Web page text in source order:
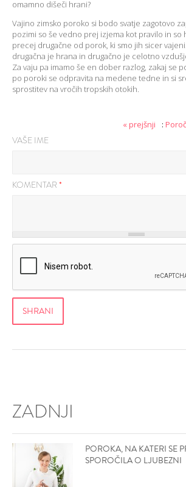
omamno dišeči hrani?
Vajino zimsko poroko si bodo svatje zagotovo
pozimi so še vedno prej izjema kot pravilo in so
precej drugačne od porok, ki smo jih sicer
drugačna je hrana in drugačno je celotno
Za vaju pa imamo še en dober razlog, zakaj se
po poroki se odpravita na medene tedne in si
sprostitev na vročih tropskih otokih.
« prejšnji :
VAŠE IME
KOMENTAR *
ZADNJI
POROKA, NA KATERI SE
SPOROČILA O LJUBEZNI